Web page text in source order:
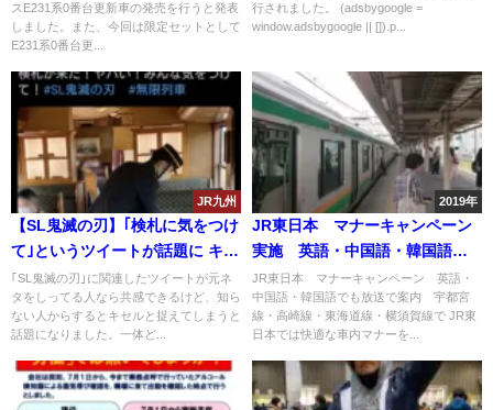
スE231系0番台更新車の発売を行うと発表
しました。また、今回は限定セットとして
E231系0番台更...
行されました。 (adsbygoogle =
window.adsbygoogle || []).p...
JR九州
【SL鬼滅の刃】｢検札に気をつけ
て｣というツイートが話題に キセ
ル暴露ではなくわかる人には超
共感できるネタだった
｢SL鬼滅の刃｣に関連したツイートが元ネ
タをしってる人なら共感できるけど、知ら
ない人からするとキセルと捉えてしまうと
話題になりました。一体ど...
2019年
JR東日本 マナーキャンペーン
実施 英語・中国語・韓国語で
も放送で案内 宇都宮線・高崎
線・東海道線・横須賀線で
JR東日本 マナーキャンペーン 英語・
中国語・韓国語でも放送で案内 宇都宮
線・高崎線・東海道線・横須賀線で JR東
日本では快適な車内マナーを...